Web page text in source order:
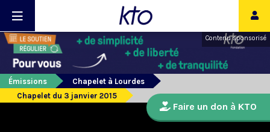
Contenu sponsorisé
Émissions
Chapelet à Lourdes
Chapelet du 3 janvier 2015
Faire un don à KTO